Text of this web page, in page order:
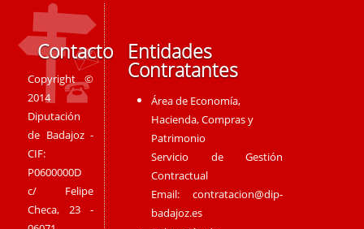
Contacto
Copyright ©
2014
Diputación
de Badajoz -
CIF:
P0600000D
c/ Felipe
Checa, 23 -
Entidades
Contratantes
Área de Economía,
Hacienda, Compras y
Patrimonio
Servicio de Gestión
Contractual
Email:contratacion@dip-
badajoz.es